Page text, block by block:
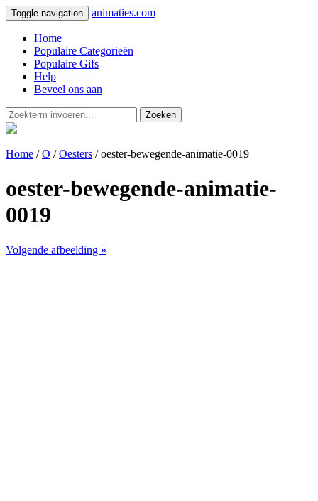
Toggle navigation animaties.com
Home
Populaire Categorieën
Populaire Gifs
Help
Beveel ons aan
Zoeken
Home /O /Oesters / oester-bewegende-animatie-0019
oester-bewegende-animatie-
0019
Volgende afbeelding »